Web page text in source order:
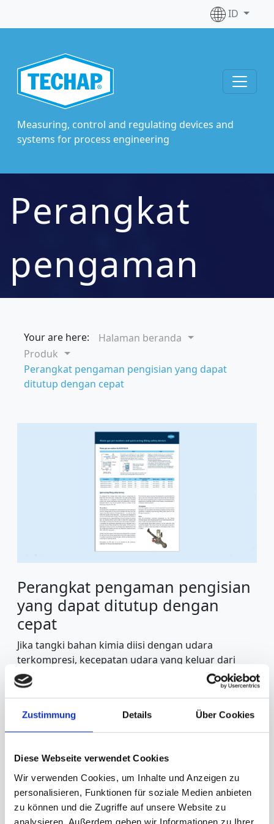
Zustimmung Details Über Cookies
Diese Webseite verwendet Cookies
Wir verwenden Cookies, um Inhalte und Anzeigen zu
personalisieren, Funktionen für soziale Medien anbieten
zu können und die Zugriffe auf unsere Website zu
analysieren. Außerdem geben wir Informationen zu Ihrer
ID
Measuring, control and regulating devices and
systems for process engineering
Perangkat
pengaman
yang dapat
ditutup
dengan cepat
Your are here:
Halaman beranda
Produk
Perangkat pengaman pengisian yang dapat
ditutup dengan cepat
Perangkat pengaman pengisian
yang dapat ditutup dengan
cepat
Jika tangki bahan kimia diisi dengan udara
terkompresi, kecepatan udara yang keluar dari
tangki terlalu cepat untuk disaring dengan aman.
Selain itu, tekanannya terlalu tinggi untuk
uap bahan kimia, karena gas yang mengandung
bahan kimia hanya melewatinya tanpa memenuhi
Untuk menghindari masalah ini, Techap
menyediakan
perangkat
pengaman pengisian
yang dapat ditutup dengan cepat, yang berdimensi
sesuai dengan spesifikasi pelanggan dan dipasang